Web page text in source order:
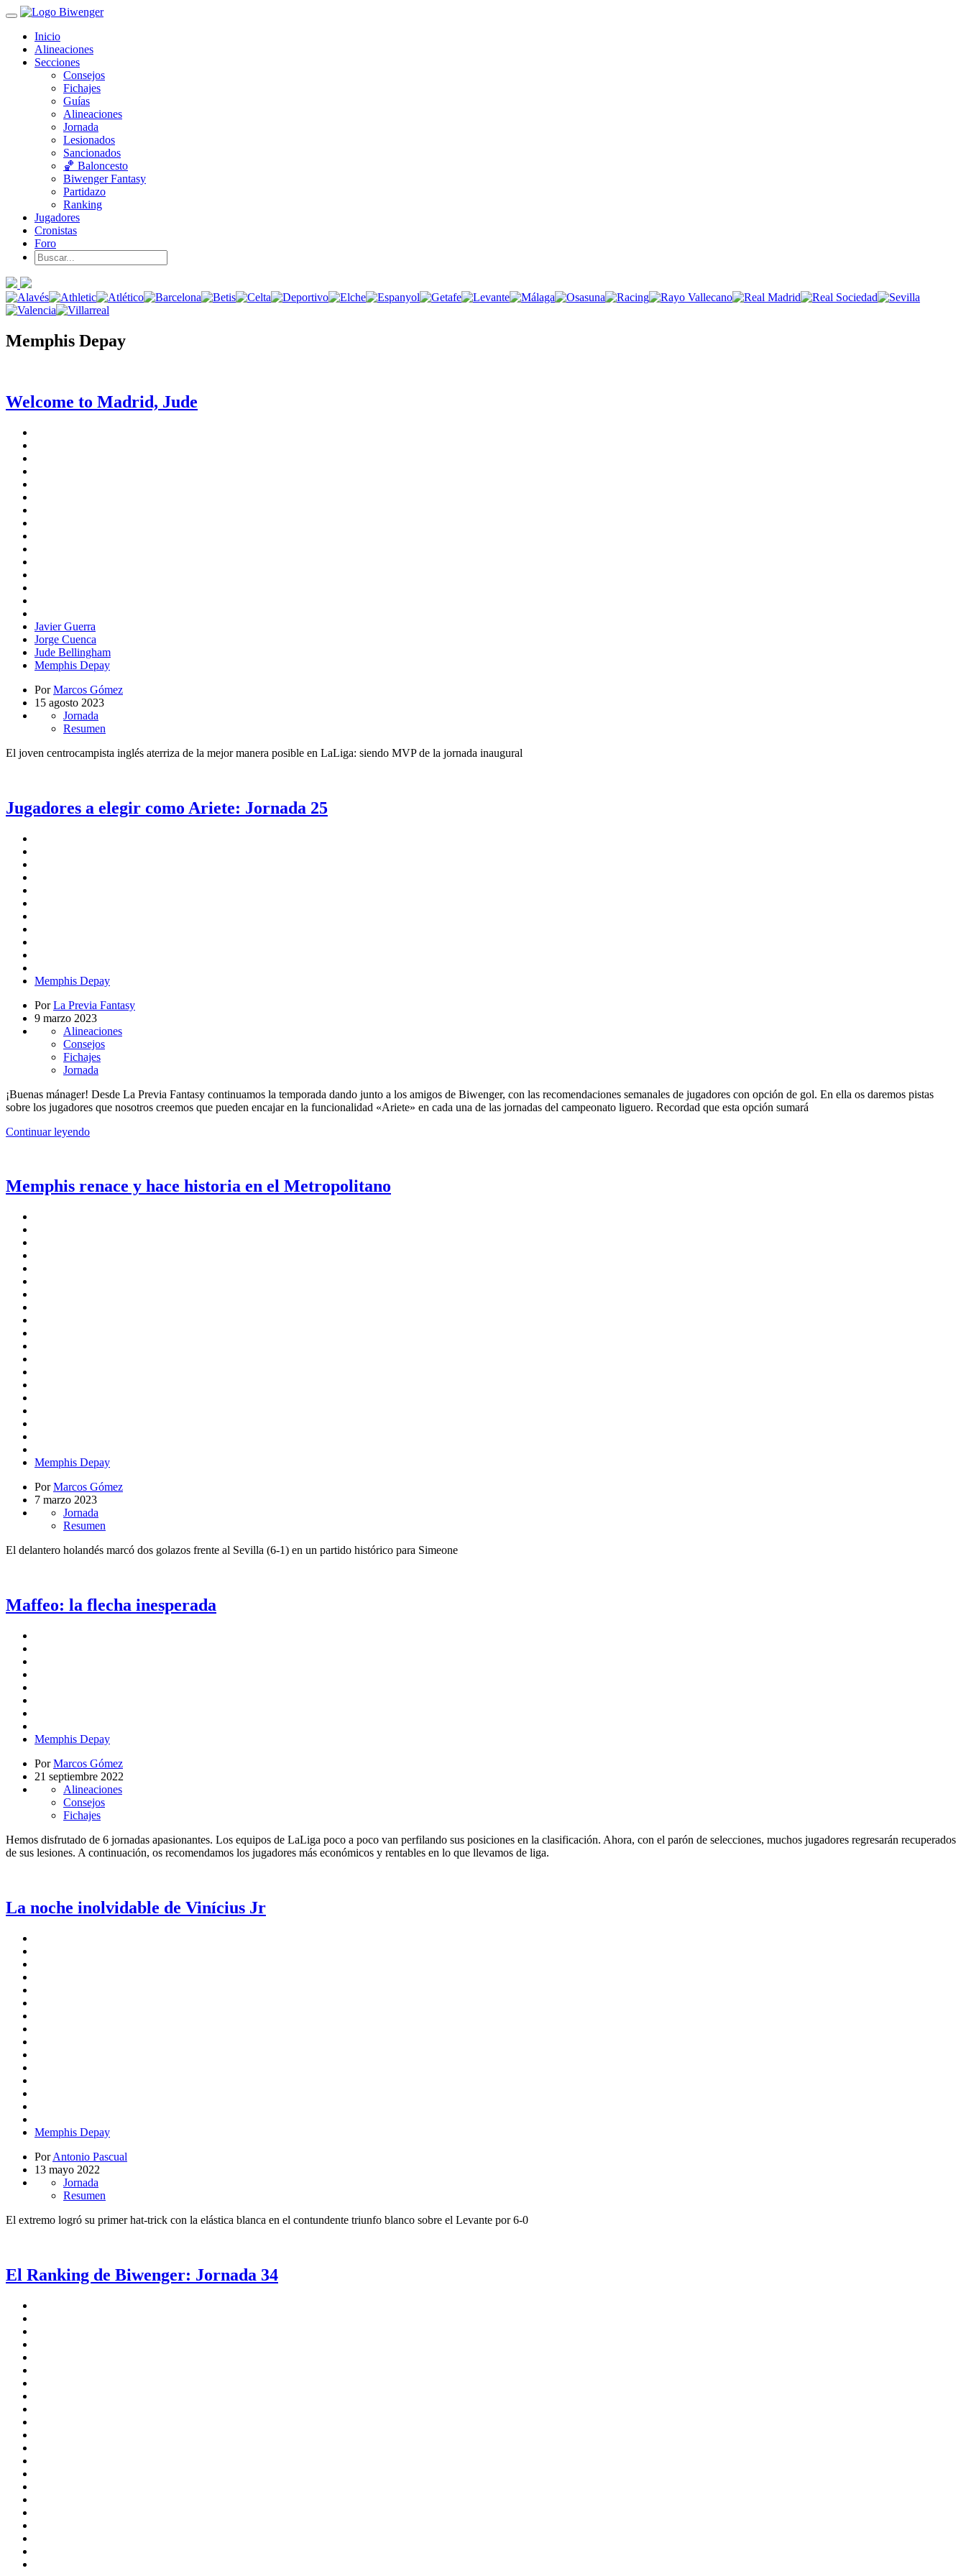
Inicio
Alineaciones
Secciones
Consejos
Fichajes
Guías
Alineaciones
Jornada
Lesionados
Sancionados
🏀 Baloncesto
Biwenger Fantasy
Partidazo
Ranking
Jugadores
Cronistas
Foro
Memphis Depay
Welcome to Madrid, Jude
Javier Guerra
Jorge Cuenca
Jude Bellingham
Memphis Depay
PorMarcos Gómez
15 agosto 2023
Jornada
Resumen
El joven centrocampista inglés aterriza de la mejor manera posible en LaLiga: siendo MVP de la jornada inaugural
Jugadores a elegir como Ariete: Jornada 25
Memphis Depay
PorLa Previa Fantasy
9 marzo 2023
Alineaciones
Consejos
Fichajes
Jornada
¡Buenas mánager! Desde La Previa Fantasy continuamos la temporada dando junto a los amigos de Biwenger, con las recomendaciones semanales de jugadores con opción de gol. En ella os daremos pistas
sobre los jugadores que nosotros creemos que pueden encajar en la funcionalidad «Ariete» en cada una de las jornadas del campeonato liguero. Recordad que esta opción sumará
Continuar leyendo
Memphis renace y hace historia en el Metropolitano
Memphis Depay
PorMarcos Gómez
7 marzo 2023
Jornada
Resumen
El delantero holandés marcó dos golazos frente al Sevilla (6-1) en un partido histórico para Simeone
Maffeo: la flecha inesperada
Memphis Depay
PorMarcos Gómez
21 septiembre 2022
Alineaciones
Consejos
Fichajes
Hemos disfrutado de 6 jornadas apasionantes. Los equipos de LaLiga poco a poco van perfilando sus posiciones en la clasificación. Ahora, con el parón de selecciones, muchos jugadores regresarán recuperados
de sus lesiones. A continuación, os recomendamos los jugadores más económicos y rentables en lo que llevamos de liga.
La noche inolvidable de Vinícius Jr
Memphis Depay
PorAntonio Pascual
13 mayo 2022
Jornada
Resumen
El extremo logró su primer hat-trick con la elástica blanca en el contundente triunfo blanco sobre el Levante por 6-0
El Ranking de Biwenger: Jornada 34